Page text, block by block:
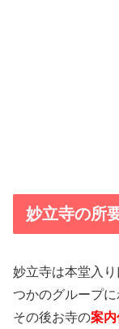
妙立寺の所
妙立寺は本堂入
つかのグループに
その後お寺の案